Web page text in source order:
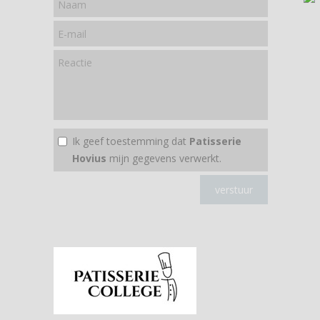
Ik geef toestemming dat Patisserie
Hovius mijn gegevens verwerkt.